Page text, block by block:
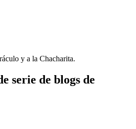
y a la Chacharita.
serie de blogs de